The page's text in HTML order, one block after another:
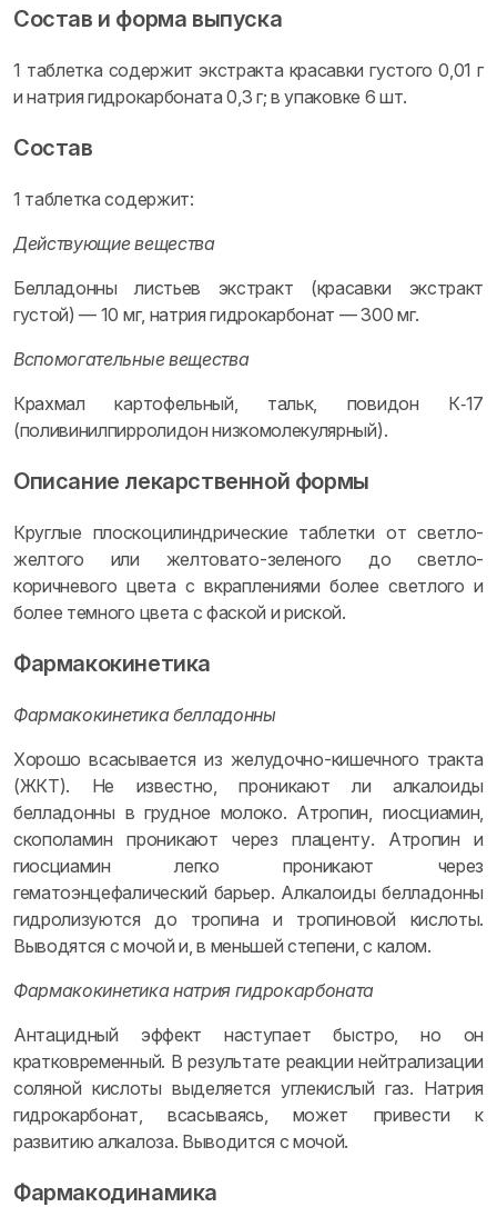
Состав и форма выпуска
1 таблетка содержит экстракта красавки густого 0,01 г
и натрия гидрокарбоната 0,3 г; в упаковке 6 шт.
Состав
1 таблетка содержит:
Действующие вещества
Белладонны листьев экстракт (красавки экстракт
густой) — 10 мг, натрия гидрокарбонат — 300 мг.
Вспомогательные вещества
Крахмал картофельный, тальк, повидон К‑17
(поливинилпирролидон низкомолекулярный).
Описание лекарственной формы
Круглые плоскоцилиндрические таблетки от светло-
желтого или желтовато-зеленого до светло-
коричневого цвета с вкраплениями более светлого и
более темного цвета с фаской и риской.
Фармакокинетика
Фармакокинетика белладонны
Хорошо всасывается из желудочно-кишечного тракта
(ЖКТ). Не известно, проникают ли алкалоиды
белладонны в грудное молоко. Атропин, гиосциамин,
скополамин проникают через плаценту. Атропин и
гиосциамин легко проникают через
гематоэнцефалический барьер. Алкалоиды белладонны
гидролизуются до тропина и тропиновой кислоты.
Выводятся с мочой и, в меньшей степени, с калом.
Фармакокинетика натрия гидрокарбоната
Антацидный эффект наступает быстро, но он
кратковременный. В результате реакции нейтрализации
соляной кислоты выделяется углекислый газ. Натрия
гидрокарбонат, всасываясь, может привести к
развитию алкалоза. Выводится с мочой.
Фармакодинамика